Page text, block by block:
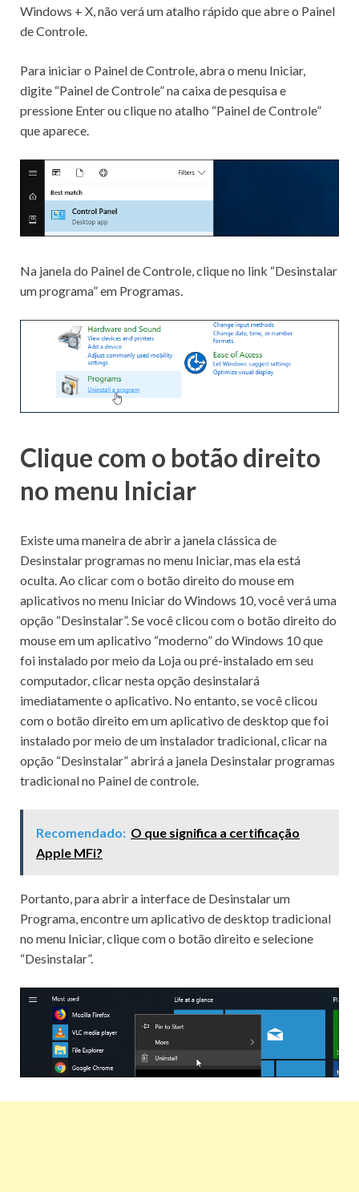
Windows + X, não verá um atalho rápido que abre o Painel
de Controle.
Para iniciar o Painel de Controle, abra o menu Iniciar,
digite “Painel de Controle” na caixa de pesquisa e
pressione Enter ou clique no atalho “Painel de Controle”
que aparece.
Na janela do Painel de Controle, clique no link “Desinstalar
um programa” em Programas.
Clique com o botão direito
no menu Iniciar
Existe uma maneira de abrir a janela clássica de
Desinstalar programas no menu Iniciar, mas ela está
oculta.Ao clicar com o botão direito do mouse em
aplicativos no menu Iniciar do Windows 10, você verá uma
opção “Desinstalar”.Se você clicou com o botão direito do
mouse em um aplicativo “moderno” do Windows 10 que
foi instalado por meio da Loja ou pré-instalado em seu
computador, clicar nesta opção desinstalará
imediatamente o aplicativo. No entanto, se você clicou
com o botão direito em um aplicativo de desktop que foi
instalado por meio de um instalador tradicional, clicar na
opção “Desinstalar” abrirá a janela Desinstalar programas
tradicional no Painel de controle.
Recomendado: O que significa a certificação
Apple MFi?
Portanto, para abrir a interface de Desinstalar um
Programa, encontre um aplicativo de desktop tradicional
no menu Iniciar, clique com o botão direito e selecione
“Desinstalar”.